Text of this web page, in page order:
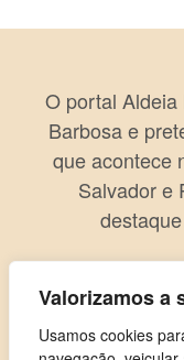
Valorizamos a
Usamos cookies
O portal
Barbosa e
que acontece
Salvador e